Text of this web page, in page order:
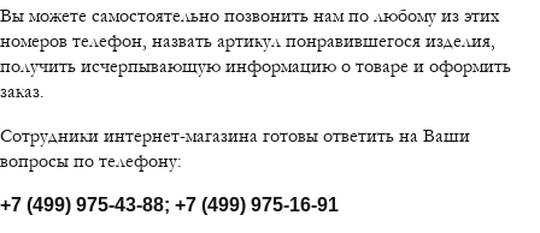
Вы можете самостоятельно позвонить нам по любому из этих
номеров телефон, назвать артикул понравившегося изделия,
получить исчерпывающую информацию о товаре и оформить
заказ.
Сотрудники интернет-магазина готовы ответить на Ваши
вопросы по телефону:
+7 (499) 975-43-88; +7 (499) 975-16-91